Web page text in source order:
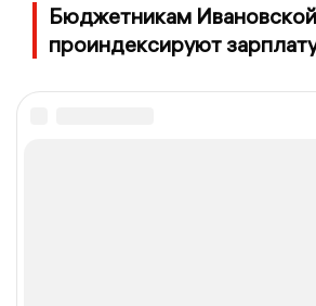
Бюджетникам
проиндексируют